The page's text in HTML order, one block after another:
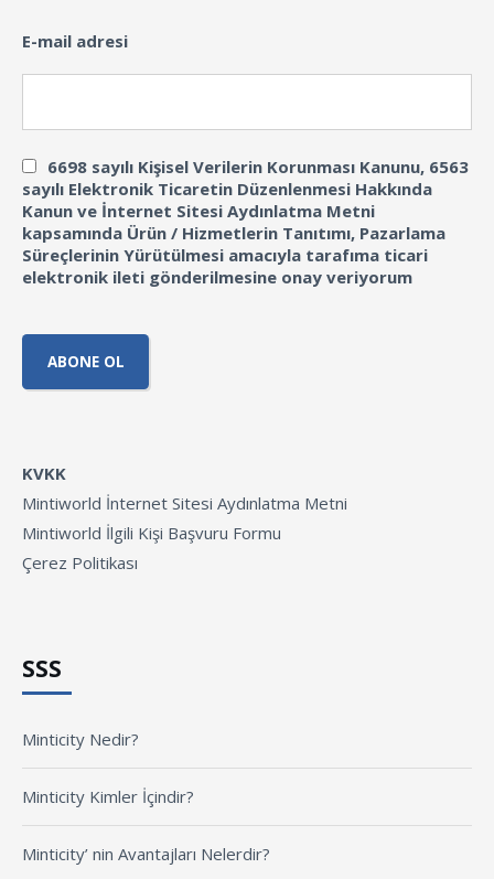
E-mail adresi
6698 sayılı Kişisel Verilerin Korunması Kanunu, 6563
sayılı Elektronik Ticaretin Düzenlenmesi Hakkında
Kanun ve İnternet Sitesi Aydınlatma Metni
kapsamında Ürün / Hizmetlerin Tanıtımı, Pazarlama
Süreçlerinin Yürütülmesi amacıyla tarafıma ticari
elektronik ileti gönderilmesine onay veriyorum
KVKK
Mintiworld İnternet Sitesi Aydınlatma Metni
Mintiworld İlgili Kişi Başvuru Formu
Çerez Politikası
SSS
Minticity Nedir?
Minticity Kimler İçindir?
Minticity’ nin Avantajları Nelerdir?